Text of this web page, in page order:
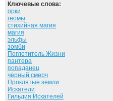
Ключевые слова:
орки
гномы
стихийная магия
магия
эльфы
зомби
Поглотитель Жизни
пантера
попаданец
чёрный смерч
Проклятые земли
Искатели
Гильдия Искателей